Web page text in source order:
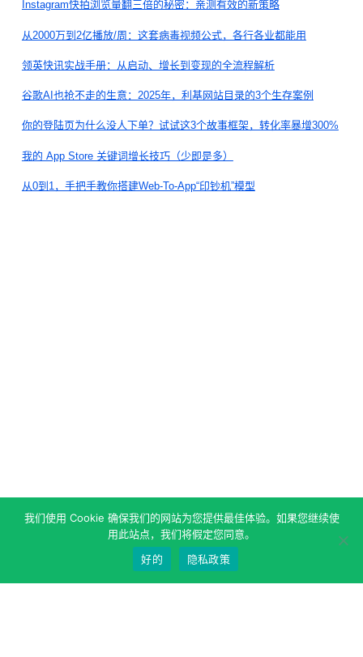
Instagram快拍浏览量翻三倍的秘密：亲测有效的新策略
从2000万到2亿播放/周：这套病毒视频公式，各行各业都能用
领英快讯实战手册：从启动、增长到变现的全流程解析
谷歌AI也抢不走的生意：2025年，利基网站目录的3个生存案例
你的登陆页为什么没人下单？试试这3个故事框架，转化率暴增300%
我的 App Store 关键词增长技巧（少即是多）
从0到1，手把手教你搭建Web-To-App“印钞机”模型
我们使用 Cookie 确保我们的网站为您提供最佳体验。如果您继续使
用此站点，我们将假定您同意。
好的
隐私政策